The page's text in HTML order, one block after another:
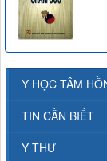
Y HỌC TÂM
TIN CẦN BIẾT
Y THƯ